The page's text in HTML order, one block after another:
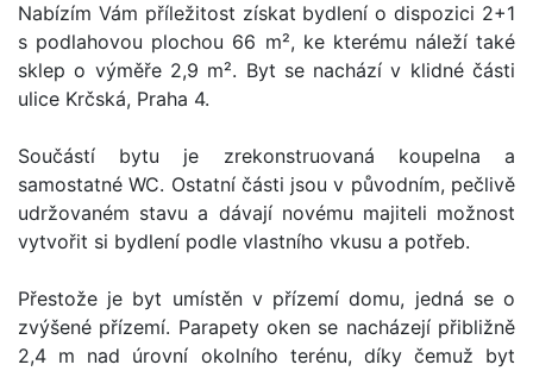
Nabízím Vám příležitost získat bydlení o dispozici 2+1
s podlahovou plochou 66 m², ke kterému náleží také
sklep o výměře 2,9 m². Byt se nachází v klidné části
ulice Krčská, Praha 4.
Součástí bytu je zrekonstruovaná koupelna a
samostatné WC. Ostatní části jsou v původním, pečlivě
udržovaném stavu a dávají novému majiteli možnost
vytvořit si bydlení podle vlastního vkusu a potřeb.
Přestože je byt umístěn v přízemí domu, jedná se o
zvýšené přízemí. Parapety oken se nacházejí přibližně
2,4 m nad úrovní okolního terénu, díky čemuž byt